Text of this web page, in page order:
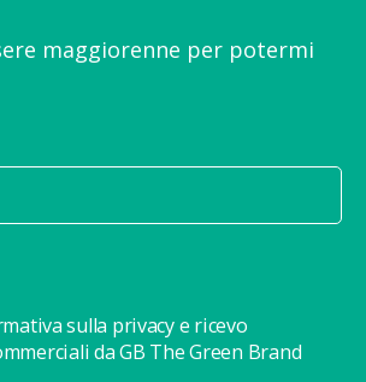
maggiorenne per potermi
sulla privacy e ricevo
da GB The Green Brand